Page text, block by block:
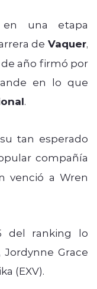
en una etapa
de Vaquer,
año firmó por
en lo que
.
tan esperado
compañía
venció a Wren
del ranking lo
Grace
(EXV).